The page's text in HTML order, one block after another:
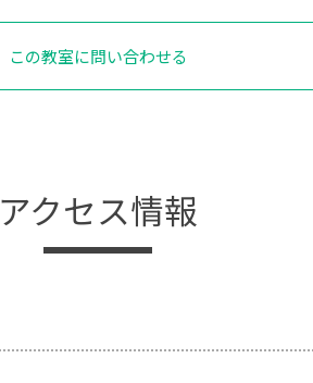
この教室に問い合わせる
アクセス情報